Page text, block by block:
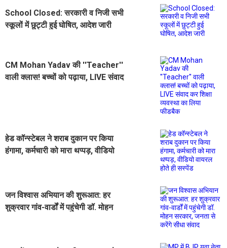
School Closed: सरकारी व निजी सभी
स्कूलों में छुट्टी हुई घोषित, आदेश जारी
CM Mohan Yadav की ''Teacher''
वाली क्लास! बच्चों को पढ़ाया, LIVE संवाद
हेड कॉन्स्टेबल ने शराब दुकान पर किया
हंगामा, कर्मचारी को मारा थप्पड़, वीडियो
जन विश्वास अभियान की शुरूआत: हर
शुक्रवार गांव-वार्डों में पहुंचेगी डॉ. मोहन